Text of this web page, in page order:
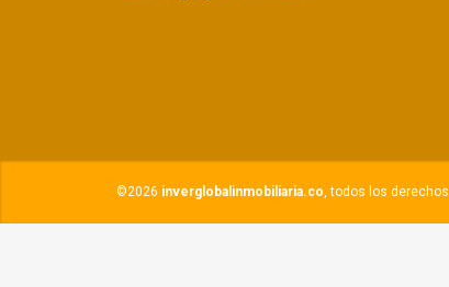
©2026 inverglobalinmobiliaria.co, todos los